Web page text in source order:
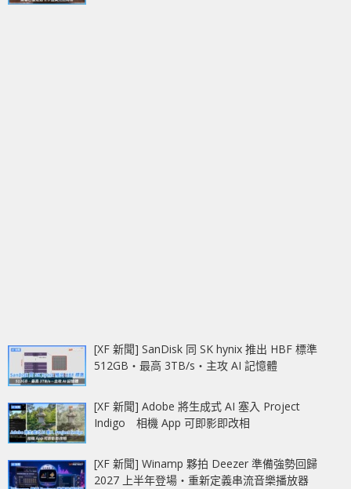
[XF 新聞] SanDisk 同 SK hynix 推出 HBF 標準
512GB‧最高 3TB/s‧主攻 AI 記憶體
[XF 新聞] Adobe 將生成式 AI 塞入 Project
Indigo 相機 App 可即影即改相
[XF 新聞] Winamp 夥拍 Deezer 準備強勢回歸
2027 上半年登場‧重新定義串流音樂播放器